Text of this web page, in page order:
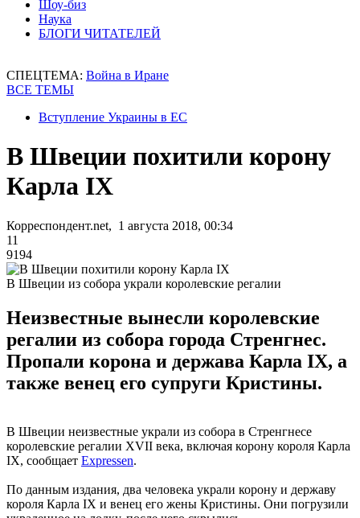
Шоу-биз
Наука
БЛОГИ ЧИТАТЕЛЕЙ
СПЕЦТЕМА: Война в Иране
ВСЕ ТЕМЫ
Вступление Украины в ЕС
В Швеции похитили корону
Карла IX
Корреспондент.net, 1 августа 2018, 00:34
11
9194
В Швеции из собора украли королевские регалии
Неизвестные вынесли королевские
регалии из собора города Стренгнес.
Пропали корона и держава Карла IX, а
также венец его супруги Кристины.
В Швеции неизвестные украли из собора в Стренгнесе
королевские регалии XVII века, включая корону короля Карла
IX, сообщает Expressen.
По данным издания, два человека украли корону и державу
короля Карла IX и венец его жены Кристины. Они погрузили